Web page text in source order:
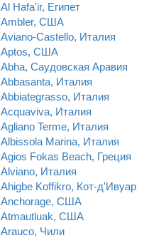
Al Hafa'ir, Египет
Ambler, США
Aviano-Castello, Италия
Aptos, США
Abha, Саудовская Аравия
Abbasanta, Италия
Abbiategrasso, Италия
Acquaviva, Италия
Agliano Terme, Италия
Albissola Marina, Италия
Agios Fokas Beach, Греция
Alviano, Италия
Ahigbe Koffikro, Кот-д'Ивуар
Anchorage, США
Atmautluak, США
Arauco, Чили